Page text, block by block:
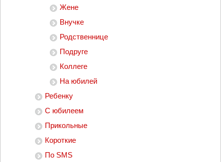
Жене
Внучке
Родственнице
Подруге
Коллеге
На юбилей
Ребенку
С юбилеем
Прикольные
Короткие
По SMS